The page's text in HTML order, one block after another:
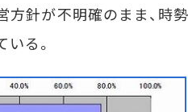
方針が不明確のまま、
る。